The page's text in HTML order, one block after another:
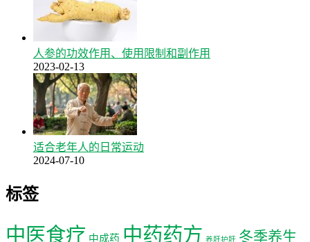
人参的功效作用、使用限制和副作用
2023-02-13
适合老年人的日常运动
2024-07-10
标签
中医食疗 中成药 中药药方 养肝护肝 冬季养生